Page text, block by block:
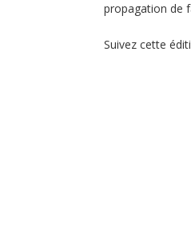
propagation de
Suivez cette